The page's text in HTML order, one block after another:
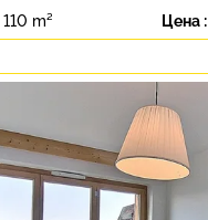
Цена :
110 m²